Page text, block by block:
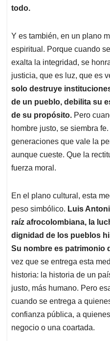
todo.
Y es también, en un plano
espiritual. Porque cuando
exalta la integridad, se
justicia, que es luz, que es
solo destruye
de un pueblo, debilita su
de su propósito. Pero
hombre justo, se siembra
generaciones que vale la
aunque cueste. Que la
fuerza moral.
En el plano cultural, esta
peso simbólico. Luis
raíz afrocolombiana, la
dignidad de los pueblos
Su nombre es patrimonio
vez que se entrega esta
historia: la historia de un
justo, más humano. Pero
cuando se entrega a
confianza pública, a
negocio o una coartada.